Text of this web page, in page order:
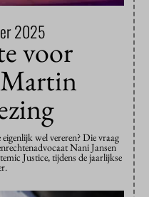
2025
voor
wel vereren? Die vraag
Nani Jansen
Justice, tijdens de jaarlijkse